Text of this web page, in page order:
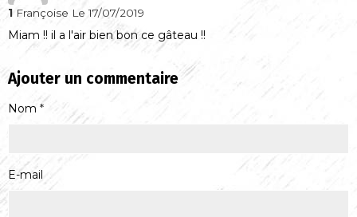
1 Françoise Le 17/07/2019
Miam !! il a l'air bien bon ce gâteau !!
Ajouter un commentaire
Nom
E-mail